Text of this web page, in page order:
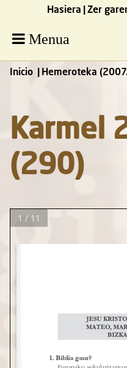
Hasiera Zer
Menua
Inicio Hemeroteka
Karmel
(290)
1 / 11